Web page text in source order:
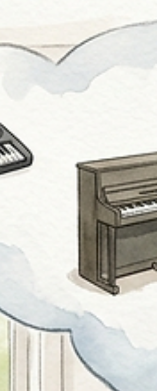
う」「今のうちに練習させよう」という考えでは
ありません。 むしろ最初に考えたのは、「どう教
えるか」より「どう環境を作るか」でした。 バイ
オリンを日常の中に置いてみる 我が家では、バイ
オリンはケースに入れた状態で、普段から目に入
る場所、手が届く場所に置いています。 特別な時
間だけ出すものではなく、「生活の中に自然とあ
るもの」にしたかったからです。 すると毎日では